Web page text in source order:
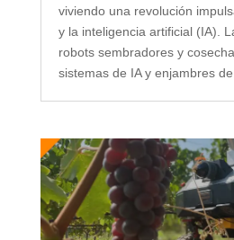
viviendo una revolución
y la inteligencia artificial (IA).
robots sembradores y
sistemas de IA y enjambres